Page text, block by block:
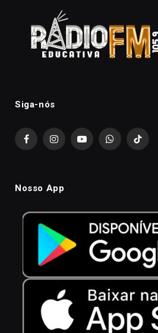
Siga-nós
FacebookInstagramYouTubeWhatsAppTikTok
Nosso App